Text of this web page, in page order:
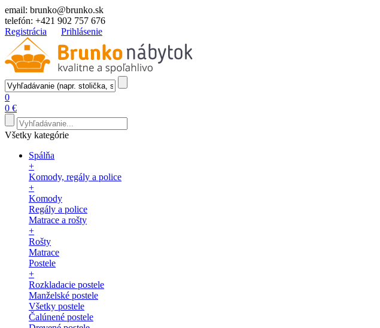
email: brunko@brunko.sk
telefón: +421 902 757 676
Registrácia
Prihlásenie
0
0 €
Všetky kategórie
Spálňa
+
Komody, regály a police
+
Komody
Regály a police
Matrace a rošty
+
Rošty
Matrace
Postele
+
Rozkladacie postele
Manželské postele
Všetky postele
Čalúnené postele